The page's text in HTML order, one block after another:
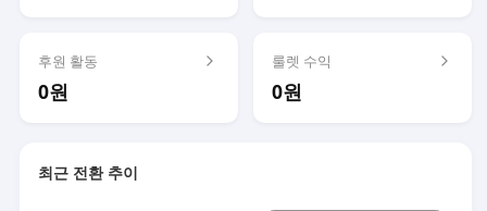
후원 활동
0원
룰렛 수익
0원
최근 전환 추이